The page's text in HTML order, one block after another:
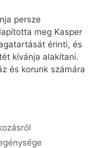
persze
meg Kasper
érinti, és
kívánja alakítani.
és korunk számára